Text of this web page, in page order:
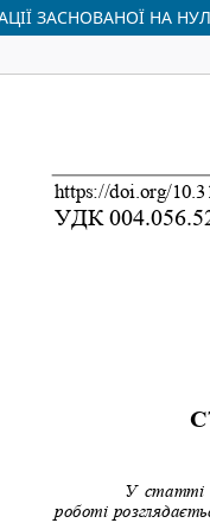
ЗАСНОВАНОЇ НА